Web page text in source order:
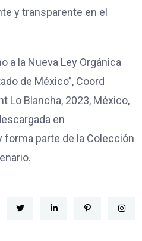
y transparente en el
a la Nueva Ley Orgánica
de México”, Coord
Lo Blancha, 2023, México,
en
parte de la Colección